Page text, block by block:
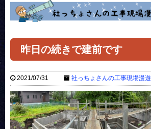
昨日の続きで建前です
2021/07/31 社っちょさんの工事現場漫